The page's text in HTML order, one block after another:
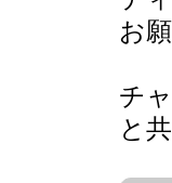
お
チ
と